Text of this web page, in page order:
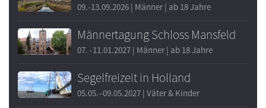
09.-13.09.2026 | Männer | ab 18 Jahre
Männertagung Schloss Mansfeld
07. -11.01.2027 | Männer | ab 18 Jahre
Segelfreizeit in Holland
05.05.–09.05.2027 | Väter & Kinder